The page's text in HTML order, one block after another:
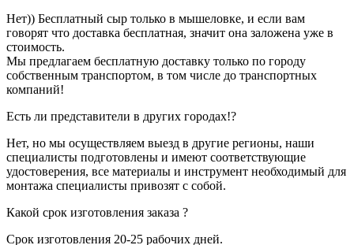
Нет)) Бесплатный сыр только в мышеловке, и если вам
говорят что доставка бесплатная, значит она заложена уже в
стоимость.
Мы предлагаем бесплатную доставку только по городу
собственным транспортом, в том числе до транспортных
компаний!
Есть ли представители в других городах!?
Нет, но мы осуществляем выезд в другие регионы, наши
специалисты подготовлены и имеют соответствующие
удостоверения, все материалы и инструмент необходимый для
монтажа специалисты привозят с собой.
Какой срок изготовления заказа ?
Срок изготовления 20-25 рабочих дней.